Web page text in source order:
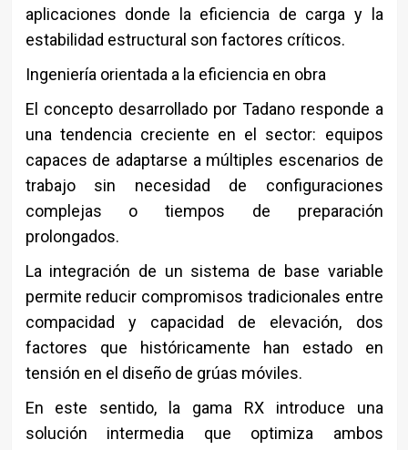
aplicaciones donde la eficiencia de carga y la
estabilidad estructural son factores críticos.
Ingeniería orientada a la eficiencia en obra
El concepto desarrollado por Tadano responde a
una tendencia creciente en el sector: equipos
capaces de adaptarse a múltiples escenarios de
trabajo sin necesidad de configuraciones
complejas o tiempos de preparación
prolongados.
La integración de un sistema de base variable
permite reducir compromisos tradicionales entre
compacidad y capacidad de elevación, dos
factores que históricamente han estado en
tensión en el diseño de grúas móviles.
En este sentido, la gama RX introduce una
solución intermedia que optimiza ambos